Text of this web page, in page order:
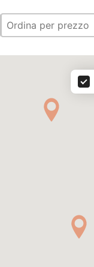
Prezzo di vendita
Sort content
Sort content